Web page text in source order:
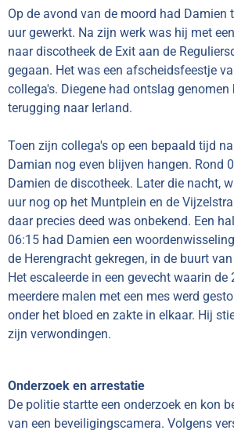
Op de avond van de moord had Damien
uur gewerkt. Na zijn werk was hij met
naar discotheek de Exit aan de
gegaan. Het was een afscheidsfeestje
collega's. Diegene had ontslag
terugging naar Ierland.
Toen zijn collega's op een bepaald tijd
Damian nog even blijven hangen. Rond
Damien de discotheek. Later die nacht,
uur nog op het Muntplein en de
daar precies deed was onbekend. Een
06:15 had Damien een
de Herengracht gekregen, in de buurt
Het escaleerde in een gevecht waarin de
meerdere malen met een mes werd
onder het bloed en zakte in elkaar. Hij
zijn verwondingen.
Onderzoek en arrestatie
De politie startte een onderzoek en kon
van een beveiligingscamera. Volgens